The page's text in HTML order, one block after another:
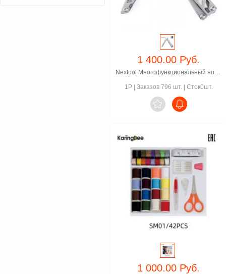
1 400.00 Руб.
Nextool Многофункциональный нож (мультитул) NE0104
1P| Заказов 796 шт.| Сток0шт.

1 000.00 Руб.